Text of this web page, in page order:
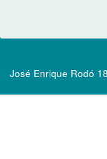
José Enrique Rodó